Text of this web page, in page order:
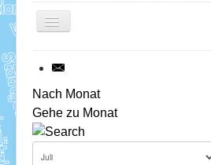
Toggle
News
Termine
Über uns
Nach Monat
Gehe zu Monat